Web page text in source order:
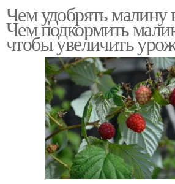
Чем удобрять малину
Чем подкормить
чтобы увеличить